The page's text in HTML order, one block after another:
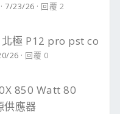
7/23/26
回覆 2
北極 P12 pro pst co
26
回覆 0
850 Watt 80
供應器